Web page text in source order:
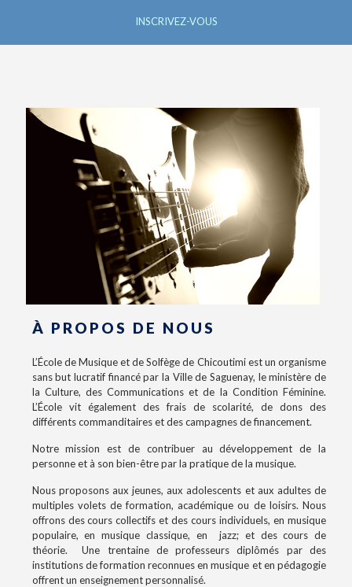
INSCRIVEZ-VOUS
À PROPOS DE NOUS
L’École de Musique et de Solfège de Chicoutimi est un organisme
sans but lucratif financé par la Ville de Saguenay, le ministère de
la Culture, des Communications et de la Condition Féminine.
L’École vit également des frais de scolarité, de dons des
différents commanditaires et des campagnes de financement.
Notre mission est de contribuer au développement de la
personne et à son bien-être par la pratique de la musique.
Nous proposons aux jeunes, aux adolescents et aux adultes de
multiples volets de formation, académique ou de loisirs. Nous
offrons des cours collectifs et des cours individuels, en musique
populaire, en musique classique, en jazz; et des cours de
théorie. Une trentaine de professeurs diplômés par des
institutions de formation reconnues en musique et en pédagogie
offrent un enseignement personnalisé.